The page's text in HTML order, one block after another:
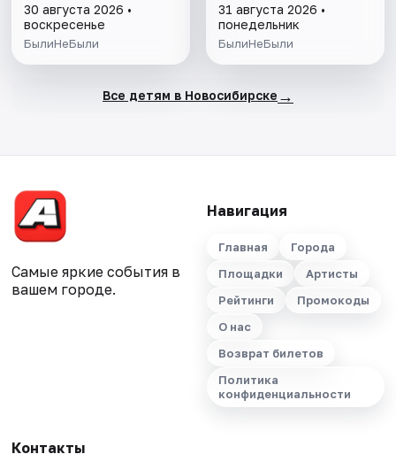
30 августа 2026 •
воскресенье
БылиНеБыли
31 августа 2026 •
понедельник
БылиНеБыли
Все детям в Новосибирске →
Самые яркие события в
вашем городе.
Навигация
Главная
Города
Площадки
Артисты
Рейтинги
Промокоды
О нас
Возврат билетов
Политика
конфиденциальности
Контакты